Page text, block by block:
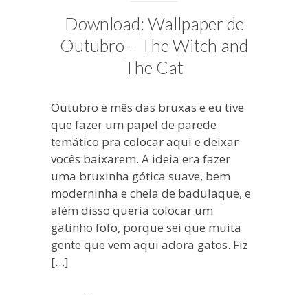
Download: Wallpaper de
Outubro – The Witch and
The Cat
Outubro é mês das bruxas e eu tive
que fazer um papel de parede
temático pra colocar aqui e deixar
vocês baixarem. A ideia era fazer
uma bruxinha gótica suave, bem
moderninha e cheia de badulaque, e
além disso queria colocar um
gatinho fofo, porque sei que muita
gente que vem aqui adora gatos. Fiz
[…]